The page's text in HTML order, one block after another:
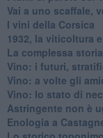
​Vai a uno scaffale,
​I vini della Corsica
​1932, la viticoltura
​La complessa
​Vino: i futuri,
Vino: a volte gli
Vino: lo stato di
​Astringente non è
Enologia a